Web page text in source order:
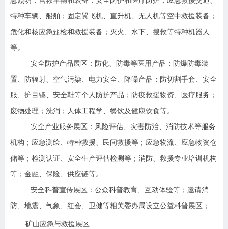
特种车辆、船舶；固定翼飞机、直升机、无人机等空中救援装备；
危化和核应急甄检和救援装备；灭火、水下、搜救等特种机器人
等。
安全防护产品展区： 防化、防毒等医用产品；防爆防毒装
置、防辐射、空气污染、电力安全、降噪产品；防切割手套、安全
服、护目镜、安全鞋等个人防护产品；防疫救援物资、医疗服务；
废物处理；洗消；人体工程学、餐饮及健康饮食等。
安全产业服务展区： 风险评估、灾害防治、消防技术等服务
机构；应急测绘、特种救援、民间救援等；应急物流、应急物资仓
储等；检测认证、安全生产评估检测等；消防、救援专业培训机构
等；金融、保险、供应链等。
安全科普宣传展区： 公众科普教育、互动体验等；邀请消
防、地震、气象、红会、卫健等相关委办局设立公益科普展区；
矿山应急与救援展区